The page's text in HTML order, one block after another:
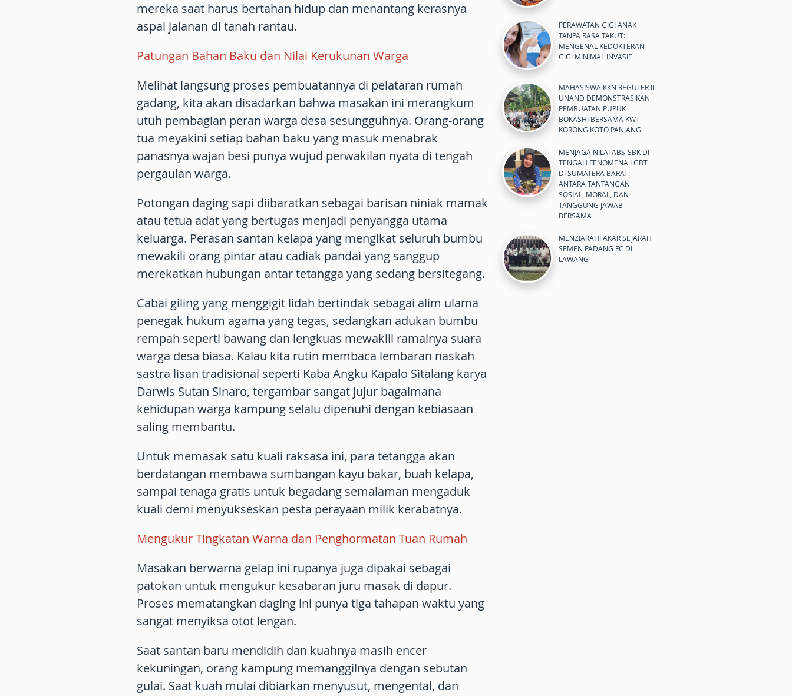
mereka saat harus bertahan hidup dan menantang kerasnya
aspal jalanan di tanah rantau.
Patungan Bahan Baku dan Nilai Kerukunan Warga
Melihat langsung proses pembuatannya di pelataran rumah
gadang, kita akan disadarkan bahwa masakan ini merangkum
utuh pembagian peran warga desa sesungguhnya. Orang-orang
tua meyakini setiap bahan baku yang masuk menabrak
panasnya wajan besi punya wujud perwakilan nyata di tengah
pergaulan warga.
Potongan daging sapi diibaratkan sebagai barisan niniak mamak
atau tetua adat yang bertugas menjadi penyangga utama
keluarga. Perasan santan kelapa yang mengikat seluruh bumbu
mewakili orang pintar atau cadiak pandai yang sanggup
merekatkan hubungan antar tetangga yang sedang bersitegang.
Cabai giling yang menggigit lidah bertindak sebagai alim ulama
penegak hukum agama yang tegas, sedangkan adukan bumbu
rempah seperti bawang dan lengkuas mewakili ramainya suara
warga desa biasa. Kalau kita rutin membaca lembaran naskah
sastra lisan tradisional seperti Kaba Angku Kapalo Sitalang karya
Darwis Sutan Sinaro, tergambar sangat jujur bagaimana
kehidupan warga kampung selalu dipenuhi dengan kebiasaan
saling membantu.
Untuk memasak satu kuali raksasa ini, para tetangga akan
berdatangan membawa sumbangan kayu bakar, buah kelapa,
sampai tenaga gratis untuk begadang semalaman mengaduk
kuali demi menyukseskan pesta perayaan milik kerabatnya.
Mengukur Tingkatan Warna dan Penghormatan Tuan Rumah
Masakan berwarna gelap ini rupanya juga dipakai sebagai
patokan untuk mengukur kesabaran juru masak di dapur.
Proses mematangkan daging ini punya tiga tahapan waktu yang
sangat menyiksa otot lengan.
Saat santan baru mendidih dan kuahnya masih encer
kekuningan, orang kampung memanggilnya dengan sebutan
gulai. Saat kuah mulai dibiarkan menyusut, mengental, dan
PERAWATAN GIGI ANAK
TANPA RASA TAKUT:
MENGENAL KEDOKTERAN
GIGI MINIMAL INVASIF
MAHASISWA KKN REGULER II
UNAND DEMONSTRASIKAN
PEMBUATAN PUPUK
BOKASHI BERSAMA KWT
KORONG KOTO PANJANG
MENJAGA NILAI ABS-SBK DI
TENGAH FENOMENA LGBT
DI SUMATERA BARAT:
ANTARA TANTANGAN
SOSIAL, MORAL, DAN
TANGGUNG JAWAB
BERSAMA
MENZIARAHI AKAR SEJARAH
SEMEN PADANG FC DI
LAWANG